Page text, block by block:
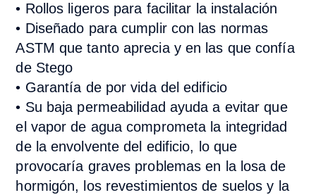
• Rollos ligeros para facilitar la instalación
• Diseñado para cumplir con las normas
ASTM que tanto aprecia y en las que confía
de Stego
• Garantía de por vida del edificio
• Su baja permeabilidad ayuda a evitar que
el vapor de agua comprometa la integridad
de la envolvente del edificio, lo que
provocaría graves problemas en la losa de
hormigón, los revestimientos de suelos y la